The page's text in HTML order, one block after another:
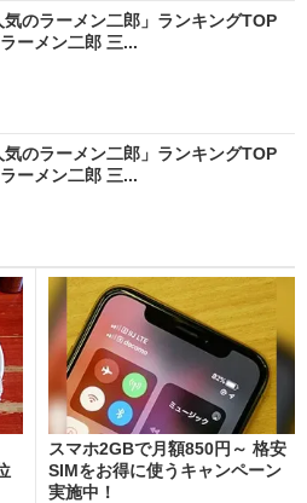
気のラーメン二郎」ランキングTOP
ーメン二郎 三...
気のラーメン二郎」ランキングTOP
ーメン二郎 三...
スマホ2GBで月額850円～ 格安
SIMをお得に使うキャンペーン
実施中！